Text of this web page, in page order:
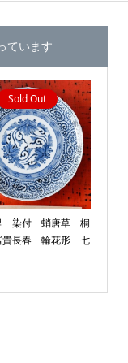
ています
Sold Out
染付 蛸唐草 桐
長春 輪花形 七